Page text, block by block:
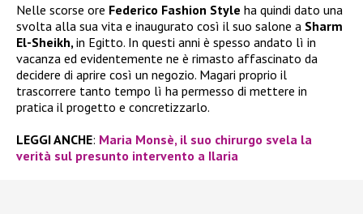
Nelle scorse ore Federico Fashion Style ha quindi dato una
svolta alla sua vita e inaugurato così il suo salone a Sharm
El-Sheikh, in Egitto. In questi anni è spesso andato lì in
vacanza ed evidentemente ne è rimasto affascinato da
decidere di aprire così un negozio. Magari proprio il
trascorrere tanto tempo lì ha permesso di mettere in
pratica il progetto e concretizzarlo.
LEGGI ANCHE: Maria Monsè, il suo chirurgo svela la
verità sul presunto intervento a Ilaria